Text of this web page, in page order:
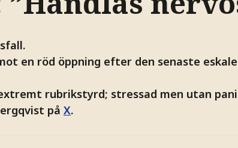
en röd öppning efter den senaste
rubrikstyrd; stressad men utan
på X.